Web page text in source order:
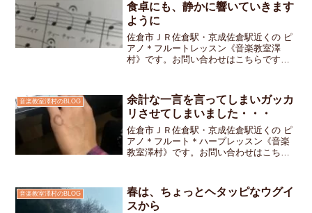
食卓にも、静かに響いていきます
ように
佐倉市ＪＲ佐倉駅・京成佐倉駅近くの ピ
アノ＊フルートレッスン《音楽教室澤
村》です。お問い合わせはこちらですレ
「フェルマータ」が出てきました「音を
長く伸ばす記号なんだけど...
音楽教室澤村のBLOG
余計な一言を言ってしまいガッカ
リさせてしまいました・・・
佐倉市ＪＲ佐倉駅・京成佐倉駅近くの ピ
アノ＊フルート＊ハープレッスン《音楽
教室澤村》です。お問い合わせはこちら
どです小学校6年生の女の子のレッスン時
のこと左手の小指付け...
音楽教室澤村のBLOG
春は、ちょっとヘタッピなウグイ
スから